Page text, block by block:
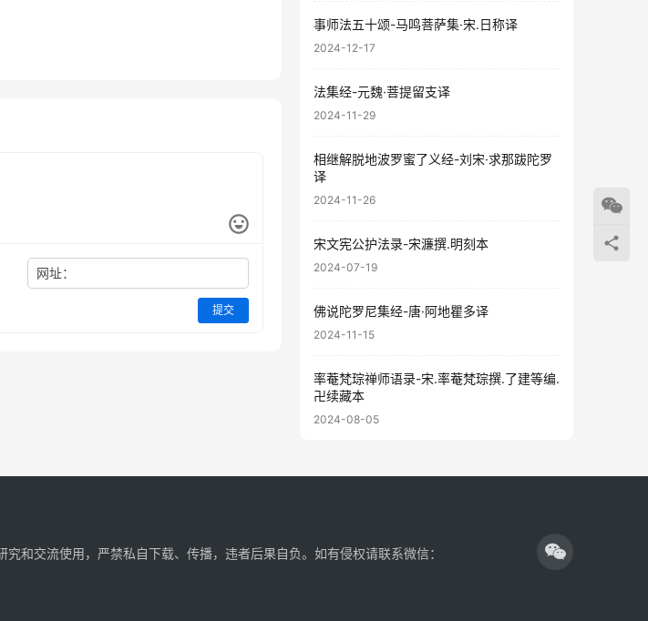
网址：
提交
事师法五十颂-马鸣菩萨集·宋.日称译
2024-12-17
法集经-元魏·菩提留支译
2024-11-29
相继解脱地波罗蜜了义经-刘宋·求那跋陀罗
译
2024-11-26
宋文宪公护法录-宋濂撰.明刻本
2024-07-19
佛说陀罗尼集经-唐·阿地瞿多译
2024-11-15
率菴梵琮禅师语录-宋.率菴梵琮撰.了建等编.
卍续藏本
2024-08-05
和交流使用，严禁私自下载、传播，违者后果自负。如有侵权请联系微信：